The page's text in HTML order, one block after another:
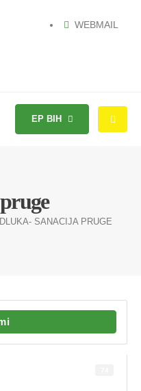
WEBMAIL
EP BIH
SANACIJA PRUGE